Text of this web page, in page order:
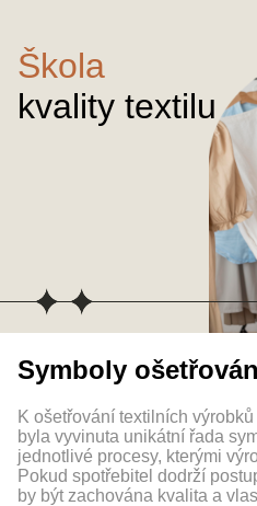
Škola
kvality textilu
Symboly
K ošetřování textilních
byla vyvinuta unikátní řada
jednotlivé procesy, kterými
Pokud spotřebitel dodrží
by být zachována kvalita a